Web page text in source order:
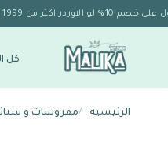
كل
الرئيسية /مفروشات و